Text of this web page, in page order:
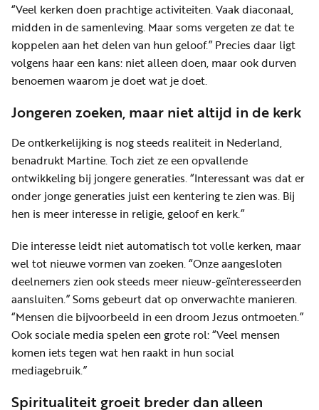
“Veel kerken doen prachtige activiteiten. Vaak diaconaal,
midden in de samenleving. Maar soms vergeten ze dat te
koppelen aan het delen van hun geloof.” Precies daar ligt
volgens haar een kans: niet alleen doen, maar ook durven
benoemen waarom je doet wat je doet.
Jongeren zoeken, maar niet altijd in de kerk
De ontkerkelijking is nog steeds realiteit in Nederland,
benadrukt Martine. Toch ziet ze een opvallende
ontwikkeling bij jongere generaties. “Interessant was dat er
onder jonge generaties juist een kentering te zien was. Bij
hen is meer interesse in religie, geloof en kerk.”
Die interesse leidt niet automatisch tot volle kerken, maar
wel tot nieuwe vormen van zoeken. “Onze aangesloten
deelnemers zien ook steeds meer nieuw-geïnteresseerden
aansluiten.” Soms gebeurt dat op onverwachte manieren.
“Mensen die bijvoorbeeld in een droom Jezus ontmoeten.”
Ook sociale media spelen een grote rol: “Veel mensen
komen iets tegen wat hen raakt in hun social
mediagebruik.”
Spiritualiteit groeit breder dan alleen